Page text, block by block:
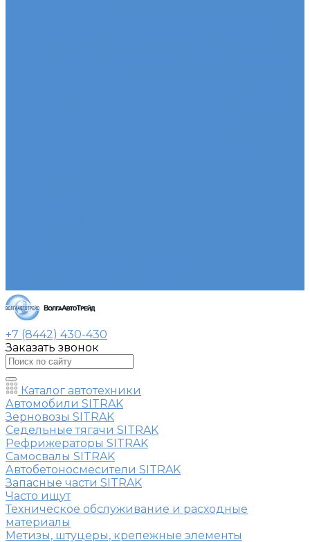
+7 (8442) 430-430
Заказать звонок
Каталог автотехники
Автомобили SITRAK
Зерновозы SITRAK
Седельные тягачи SITRAK
Рефрижераторы SITRAK
Самосвалы SITRAK
Автобетоносмесители SITRAK
Запасные части SITRAK
Часто ищут
Техническое обслуживание и расходные
материалы
Метизы, штуцеры, крепежные элементы